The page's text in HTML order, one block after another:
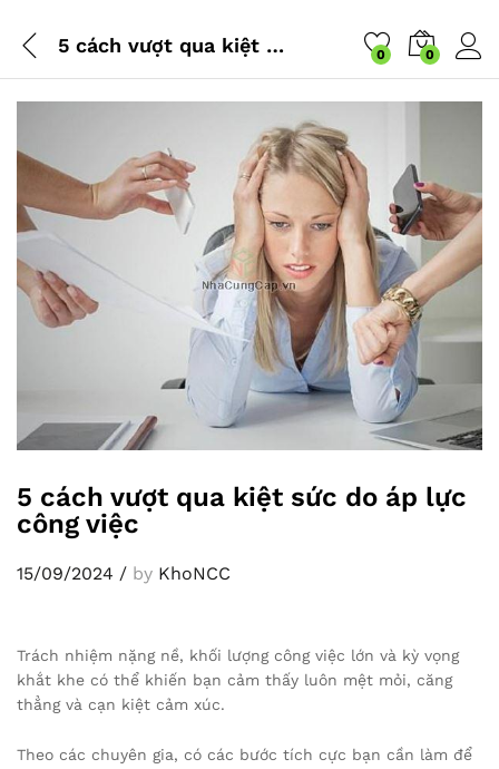
5 cách vượt qua kiệt sức do áp lực công việc 0 0
5 cách vượt qua kiệt sức do áp lực
công việc
15/09/2024 / by KhoNCC
Trách nhiệm nặng nề, khối lượng công việc lớn và kỳ vọng
khắt khe có thể khiến bạn cảm thấy luôn mệt mỏi, căng
thẳng và cạn kiệt cảm xúc.
Theo các chuyên gia, có các bước tích cực bạn cần làm để